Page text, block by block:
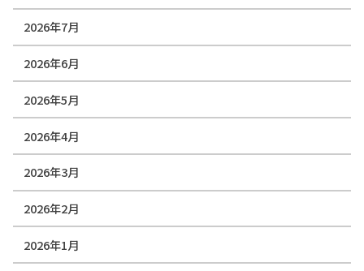
2026年7月
2026年6月
2026年5月
2026年4月
2026年3月
2026年2月
2026年1月